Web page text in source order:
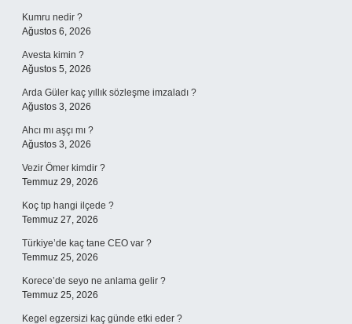
Kumru nedir ?
Ağustos 6, 2026
Avesta kimin ?
Ağustos 5, 2026
Arda Güler kaç yıllık sözleşme imzaladı ?
Ağustos 3, 2026
Ahcı mı aşçı mı ?
Ağustos 3, 2026
Vezir Ömer kimdir ?
Temmuz 29, 2026
Koç tıp hangi ilçede ?
Temmuz 27, 2026
Türkiye’de kaç tane CEO var ?
Temmuz 25, 2026
Korece’de seyo ne anlama gelir ?
Temmuz 25, 2026
Kegel egzersizi kaç günde etki eder ?